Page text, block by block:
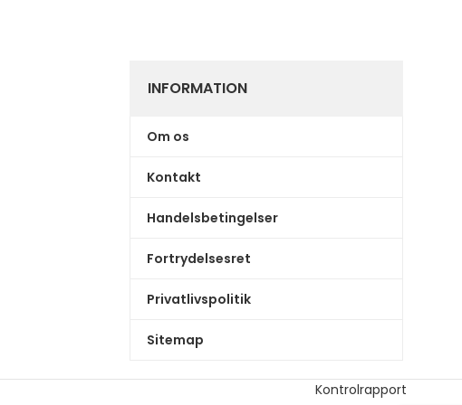
INFORMATION
Om os
Kontakt
Handelsbetingelser
Fortrydelsesret
Privatlivspolitik
Sitemap
Kontrolrapport